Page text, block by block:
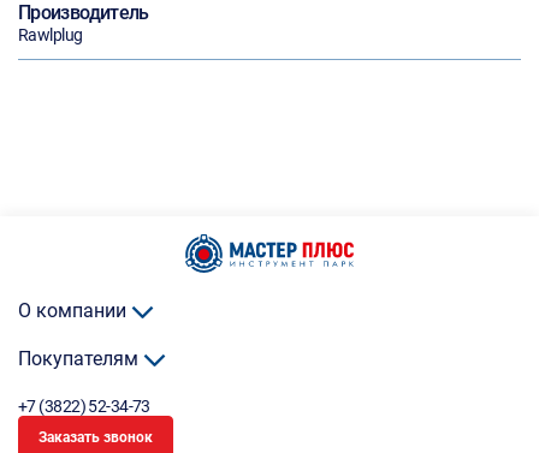
Производитель
Rawlplug
О компании
Покупателям
+7 (3822) 52-34-73
Заказать звонок